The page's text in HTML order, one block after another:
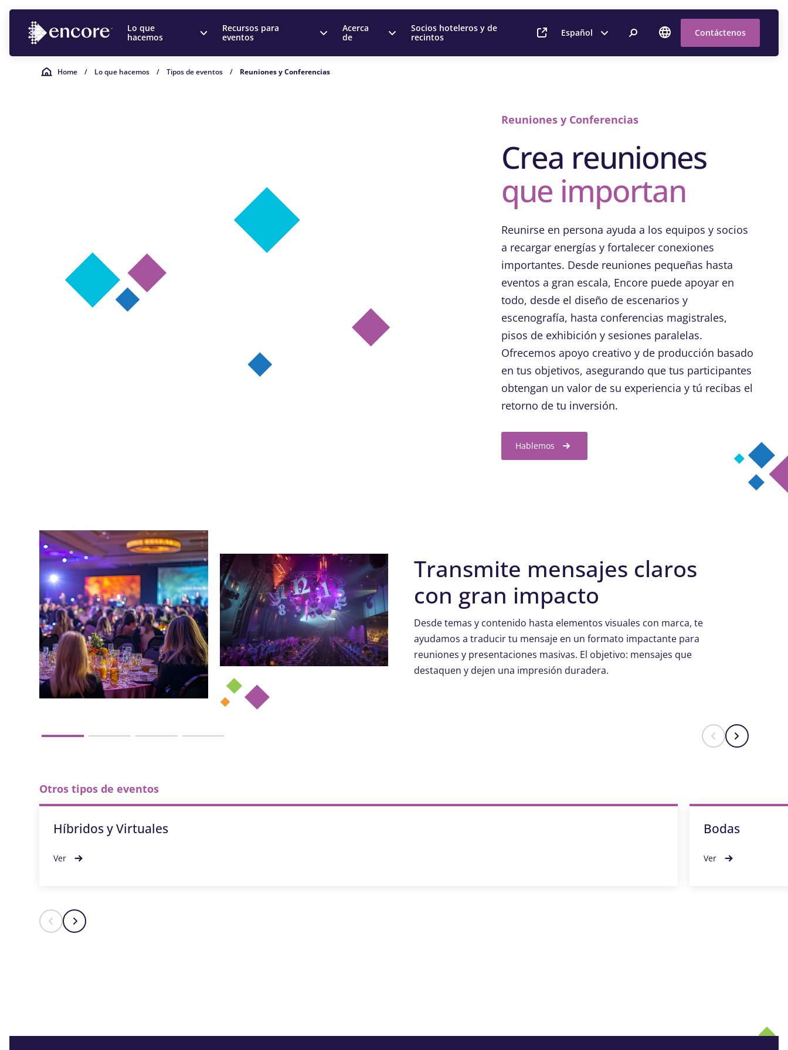
Lo que
hacemos
Recursos para
eventos
Acerca
de
Socios hoteleros y de
recintos
Español Contáctenos
Home / Lo que hacemos / Tipos de eventos / Reuniones y Conferencias
Reuniones y Conferencias
Crea reuniones
que importan
Reunirse en persona ayuda a los equipos y socios
a recargar energías y fortalecer conexiones
importantes. Desde reuniones pequeñas hasta
eventos a gran escala, Encore puede apoyar en
todo, desde el diseño de escenarios y
escenografía, hasta conferencias magistrales,
pisos de exhibición y sesiones paralelas.
Ofrecemos apoyo creativo y de producción basado
en tus objetivos, asegurando que tus participantes
obtengan un valor de su experiencia y tú recibas el
retorno de tu inversión.
Hablemos
Transmite mensajes claros
con gran impacto
Desde temas y contenido hasta elementos visuales con marca, te
ayudamos a traducir tu mensaje en un formato impactante para
reuniones y presentaciones masivas. El objetivo: mensajes que
destaquen y dejen una impresión duradera.
Otros tipos de eventos
Híbridos y Virtuales
Ver
Bodas
Ver